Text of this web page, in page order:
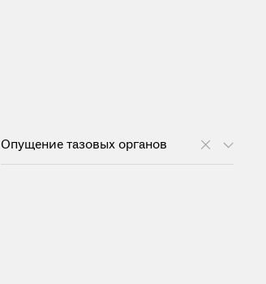
Опущение тазовых органов